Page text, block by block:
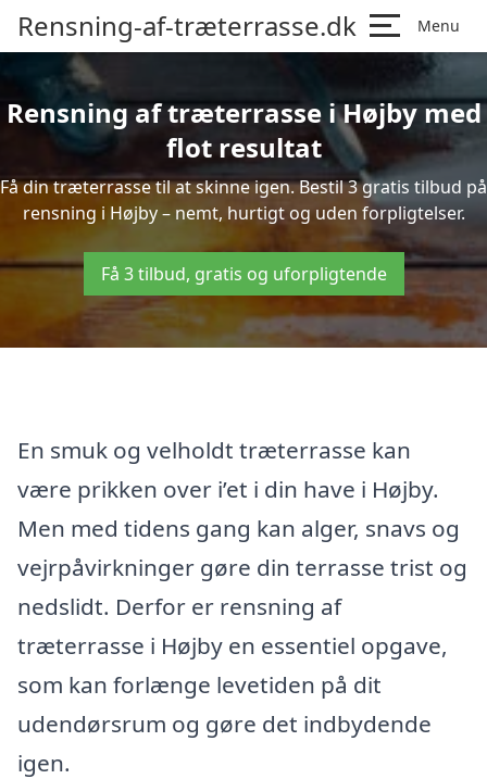
Rensning-af-træterrasse.dk Menu
Rensning af træterrasse i Højby med
flot resultat
Få din træterrasse til at skinne igen. Bestil 3 gratis tilbud på
rensning i Højby – nemt, hurtigt og uden forpligtelser.
Få 3 tilbud, gratis og uforpligtende
En smuk og velholdt træterrasse kan
være prikken over i’et i din have i Højby.
Men med tidens gang kan alger, snavs og
vejrpåvirkninger gøre din terrasse trist og
nedslidt. Derfor er rensning af
træterrasse i Højby en essentiel opgave,
som kan forlænge levetiden på dit
udendørsrum og gøre det indbydende
igen.